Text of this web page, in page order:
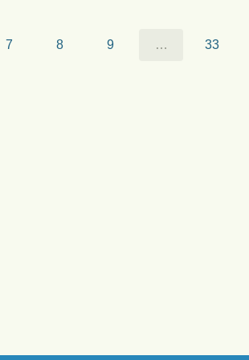
7 8 9 … 33